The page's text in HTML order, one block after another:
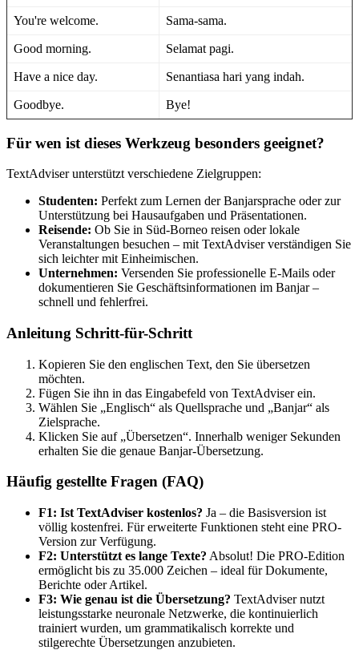
You're welcome. Sama-sama.
Good morning. Selamat pagi.
Have a nice day. Senantiasa hari yang indah.
Goodbye. Bye!
Für wen ist dieses Werkzeug besonders geeignet?
TextAdviser unterstützt verschiedene Zielgruppen:
Studenten: Perfekt zum Lernen der Banjarsprache oder zur
Unterstützung bei Hausaufgaben und Präsentationen.
Reisende: Ob Sie in Süd-Borneo reisen oder lokale
Veranstaltungen besuchen – mit TextAdviser verständigen Sie
sich leichter mit Einheimischen.
Unternehmen: Versenden Sie professionelle E-Mails oder
dokumentieren Sie Geschäftsinformationen im Banjar –
schnell und fehlerfrei.
Anleitung Schritt-für-Schritt
Kopieren Sie den englischen Text, den Sie übersetzen
möchten.
Fügen Sie ihn in das Eingabefeld von TextAdviser ein.
Wählen Sie „Englisch“ als Quellsprache und „Banjar“ als
Zielsprache.
Klicken Sie auf „Übersetzen“. Innerhalb weniger Sekunden
erhalten Sie die genaue Banjar-Übersetzung.
Häufig gestellte Fragen (FAQ)
F1: Ist TextAdviser kostenlos? Ja – die Basisversion ist
völlig kostenfrei. Für erweiterte Funktionen steht eine PRO-
Version zur Verfügung.
F2: Unterstützt es lange Texte? Absolut! Die PRO-Edition
ermöglicht bis zu 35.000 Zeichen – ideal für Dokumente,
Berichte oder Artikel.
F3: Wie genau ist die Übersetzung? TextAdviser nutzt
leistungsstarke neuronale Netzwerke, die kontinuierlich
trainiert wurden, um grammatikalisch korrekte und
stilgerechte Übersetzungen anzubieten.